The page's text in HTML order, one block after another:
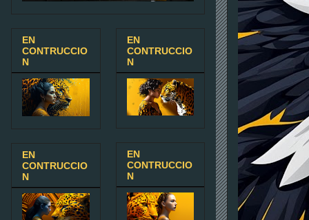
EN
CONTRUCCIO
N
EN
CONTRUCCIO
N
EN
CONTRUCCIO
N
EN
CONTRUCCIO
N